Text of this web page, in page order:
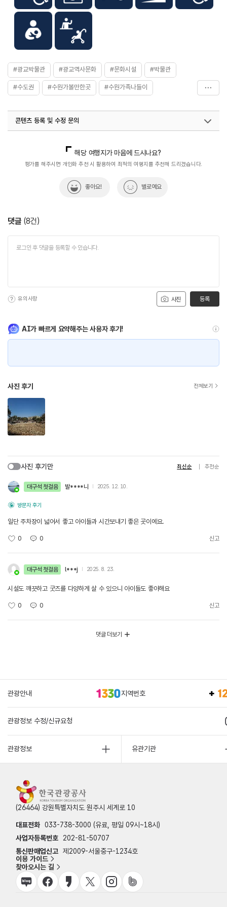
#광교박물관 #광교역사문화 #문화시설 #박물관
#수도권 #수원가볼만한곳 #수원가족나들이
#수원체험학습 #실내관광지
#역사탐방 #역사탐험 #체험학습
#휴식여행 #휴식하기좋은곳
콘텐츠 등록 및 수정 문의
열린관광콘텐츠팀(열린관광-모두의여행)
033-738-3425
해당 여행지가 마음에 드시나요?
평가를 해주시면 개인화 추천 시 활용하여 최적의 여행지를 추천해 드리겠습니다.
좋아요! 별로예요
댓글 (8건)
사진
유의사항 등록
AI가 빠르게 요약해주는 사용자 후기!
사진 후기 전체보기
사진 후기만 최신순 추천순
대구석 첫걸음 발****니 2025. 12. 10.
방문자 후기
일단 주차장이 넓어서 좋고 아이들과 시간보내기 좋은 곳이에요.
0 0 신고
대구석 첫걸음 l***j 2025. 8. 23.
시설도 깨끗하고 굿즈를 다양하게 살 수 있으니 아이들도 좋아해요
0 0 신고
댓글 더보기
관광안내 지역번호
관광정보 수정/신규요청
관광정보 유관기관
(26464) 강원특별자치도 원주시 세계로 10
대표전화 033-738-3000 (유료, 평일 09시~18시)
사업자등록번호
202-81-50707
통신판매업신고 제2009-서울중구-1234호
이용 가이드
찾아오시는 길